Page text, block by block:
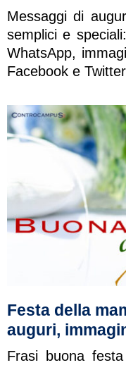
Messaggi di
semplici e
WhatsApp,
Facebook e Twitter
Festa della
auguri,
Frasi buona